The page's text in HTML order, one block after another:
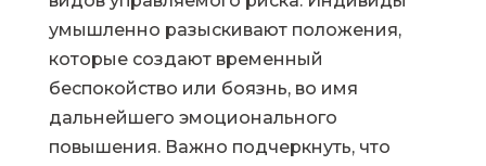
умышленно разыскивают положения,
которые создают временный
беспокойство или боязнь, во имя
дальнейшего эмоционального
повышения. Важно подчеркнуть, что